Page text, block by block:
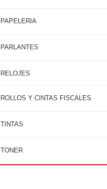
PAPELERIA
PARLANTES
RELOJES
ROLLOS Y CINTAS FISCALES
TINTAS
TONER